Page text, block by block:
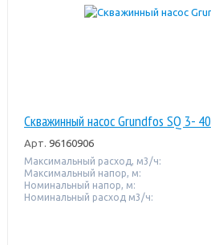
Скважинный насос Grundfos SQ 3- 40
Арт. 96160906
Максимальный расход, м3/ч:
Максимальный напор, м:
Номинальный напор, м:
Номинальный расход м3/ч: